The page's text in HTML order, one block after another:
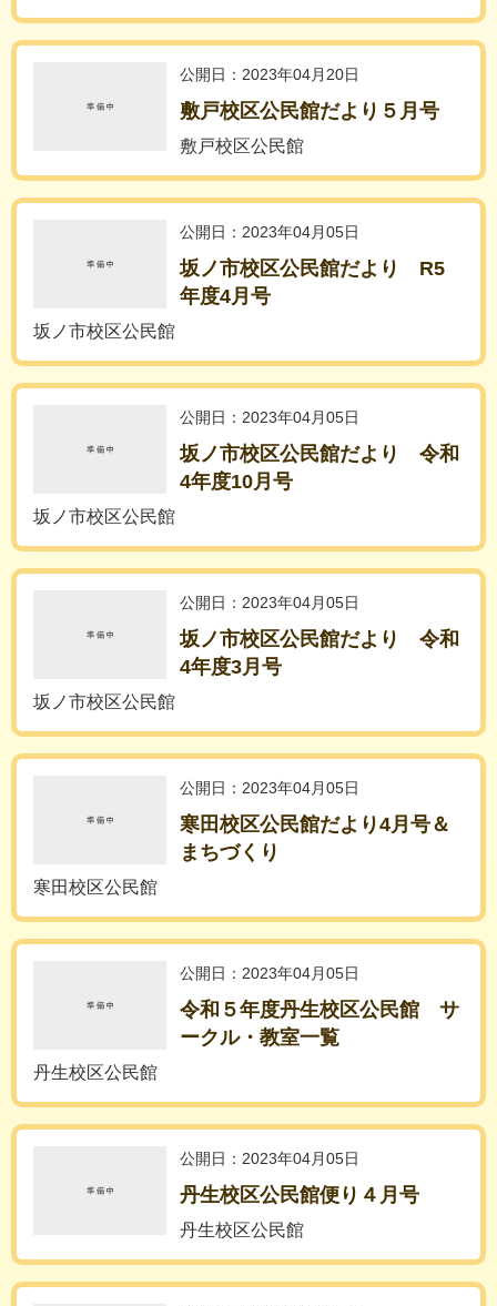
公開日：2023年04月20日
敷戸校区公民館だより５月号
敷戸校区公民館
公開日：2023年04月05日
坂ノ市校区公民館だより R5
年度4月号
坂ノ市校区公民館
公開日：2023年04月05日
坂ノ市校区公民館だより 令和
4年度10月号
坂ノ市校区公民館
公開日：2023年04月05日
坂ノ市校区公民館だより 令和
4年度3月号
坂ノ市校区公民館
公開日：2023年04月05日
寒田校区公民館だより4月号＆
まちづくり
寒田校区公民館
公開日：2023年04月05日
令和５年度丹生校区公民館 サ
ークル・教室一覧
丹生校区公民館
公開日：2023年04月05日
丹生校区公民館便り４月号
丹生校区公民館